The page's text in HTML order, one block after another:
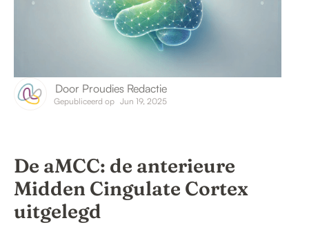
Door Proudies Redactie
Gepubliceerd op Jun 19, 2025
De aMCC: de anterieure
Midden Cingulate Cortex
uitgelegd